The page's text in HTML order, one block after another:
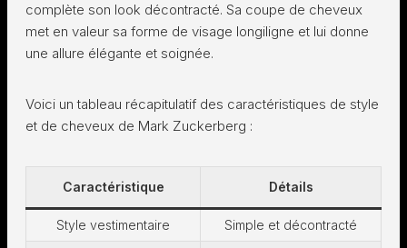
complète son look décontracté. Sa coupe de cheveux
met en valeur sa forme de visage longiligne et lui donne
une allure élégante et soignée.
Voici un tableau récapitulatif des caractéristiques de style
et de cheveux de Mark Zuckerberg :
Caractéristique Détails
Style vestimentaire Simple et décontracté